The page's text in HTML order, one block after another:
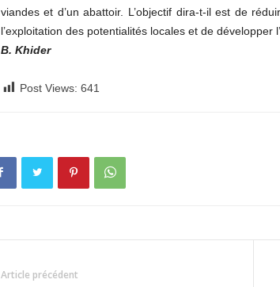
viandes et d’un abattoir. L’objectif dira-t-il est de
l’exploitation des potentialités locales et de développer
B. Khider
Post Views: 641
Article précédent